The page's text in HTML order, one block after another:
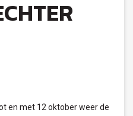
en met 12 oktober weer de